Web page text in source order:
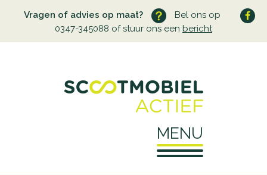
Vragen of advies op maat?
Bel ons op
0347-345088 of stuur ons een bericht
MENU